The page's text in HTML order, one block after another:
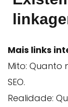
Mais links
Mito: Quanto
SEO.
Realidade: